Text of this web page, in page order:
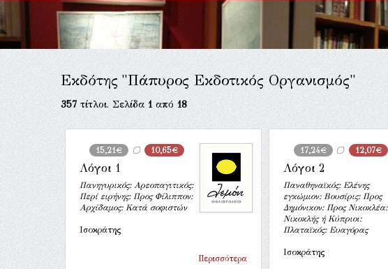
Επικοινωνία
Εκδότης "Πάπυρος Εκδοτικός Οργανισμός"
357τίτλοι. Σελίδα1από18
15,21€ 10,65€
Λόγοι 1
Πανηγυρικός: Αρεοπαγιτικός:
Περί ειρήνης: Προς Φίλιππον:
Αρχίδαμος: Κατά σοφιστών
Ισοκράτης
Περισσότερα
17,24€ 12,07€
Λόγοι 2
Παναθηναϊκός: Ελένης
εγκώμιον: Βουσίρις: Προς
Δημόνικον: Προς Νικοκλέα:
Νικοκλής ή Κύπριοι:
Πλαταϊκός: Ευαγόρας
Ισοκράτης